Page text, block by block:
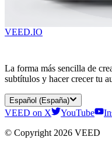
VEED.IO
La forma más sencilla de
subtítulos y hacer crecer tu
Español (España)
VEED on X YouTube
© Copyright 2026 VEED